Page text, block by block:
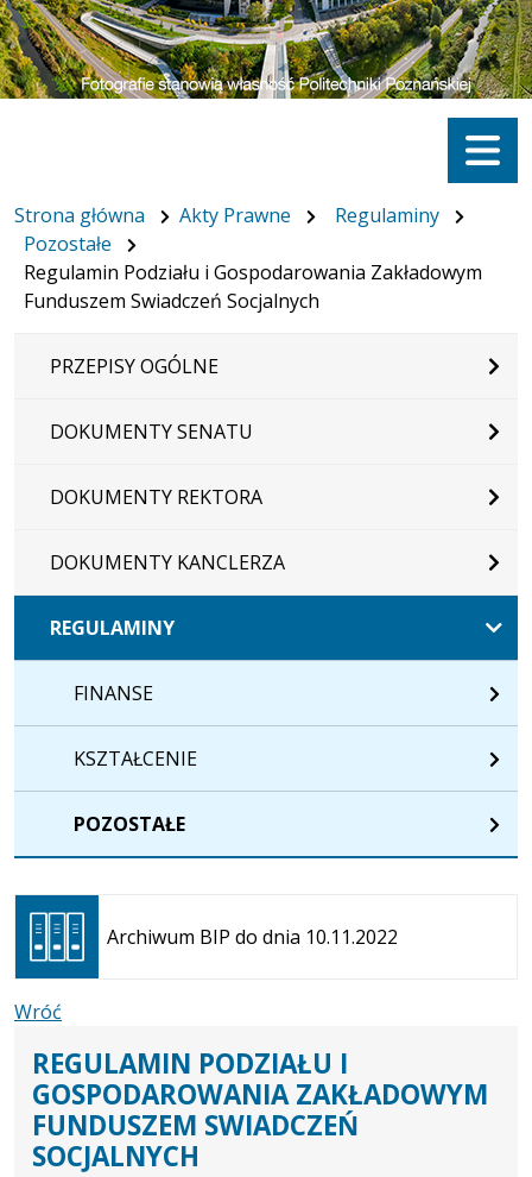
Menu
Strona główna Akty Prawne
Regulaminy
Pozostałe
Regulamin Podziału i Gospodarowania Zakładowym
Funduszem Swiadczeń Socjalnych
PRZEPISY OGÓLNE
DOKUMENTY SENATU
DOKUMENTY REKTORA
DOKUMENTY KANCLERZA
REGULAMINY
FINANSE
KSZTAŁCENIE
POZOSTAŁE
Archiwum BIP do dnia 10.11.2022
Otwiera
się w
nowej
karcie
Wróć
REGULAMIN PODZIAŁU I
GOSPODAROWANIA ZAKŁADOWYM
FUNDUSZEM SWIADCZEŃ
SOCJALNYCH